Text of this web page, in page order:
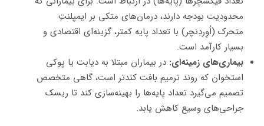
محدودیت بودجه دارند، درمان‌های متکی بر ایمپلنتِ
متحرک (اُوِردِنچر) با تعداد پایه کمتر، گزینه‌ای اقتصادی و
بسیار کارآمد است.
بیماری‌های زمینه‌ای: در بیماران مبتلا به دیابت یا پوکی
استخوان که روند ترمیم بافت کندتر است، گاهی متخصص
تصمیم می‌گیرد تعداد پایه‌ها را بهینه‌سازی کند تا ریسک
جراحی‌های وسیع کاهش یابد.